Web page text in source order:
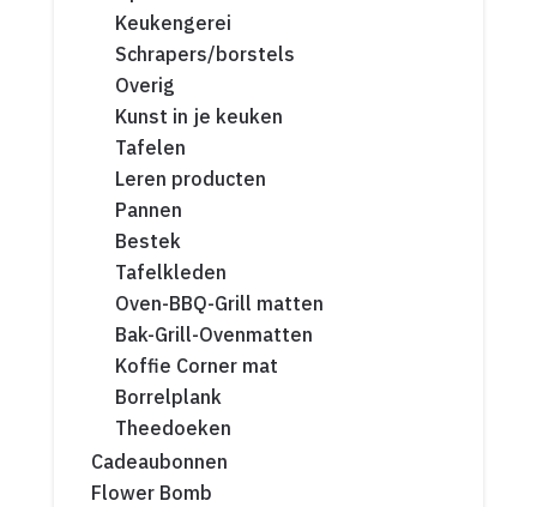
Keukengerei
Schrapers/borstels
Overig
Kunst in je keuken
Tafelen
Leren producten
Pannen
Bestek
Tafelkleden
Oven-BBQ-Grill matten
Bak-Grill-Ovenmatten
Koffie Corner mat
Borrelplank
Theedoeken
Cadeaubonnen
Flower Bomb